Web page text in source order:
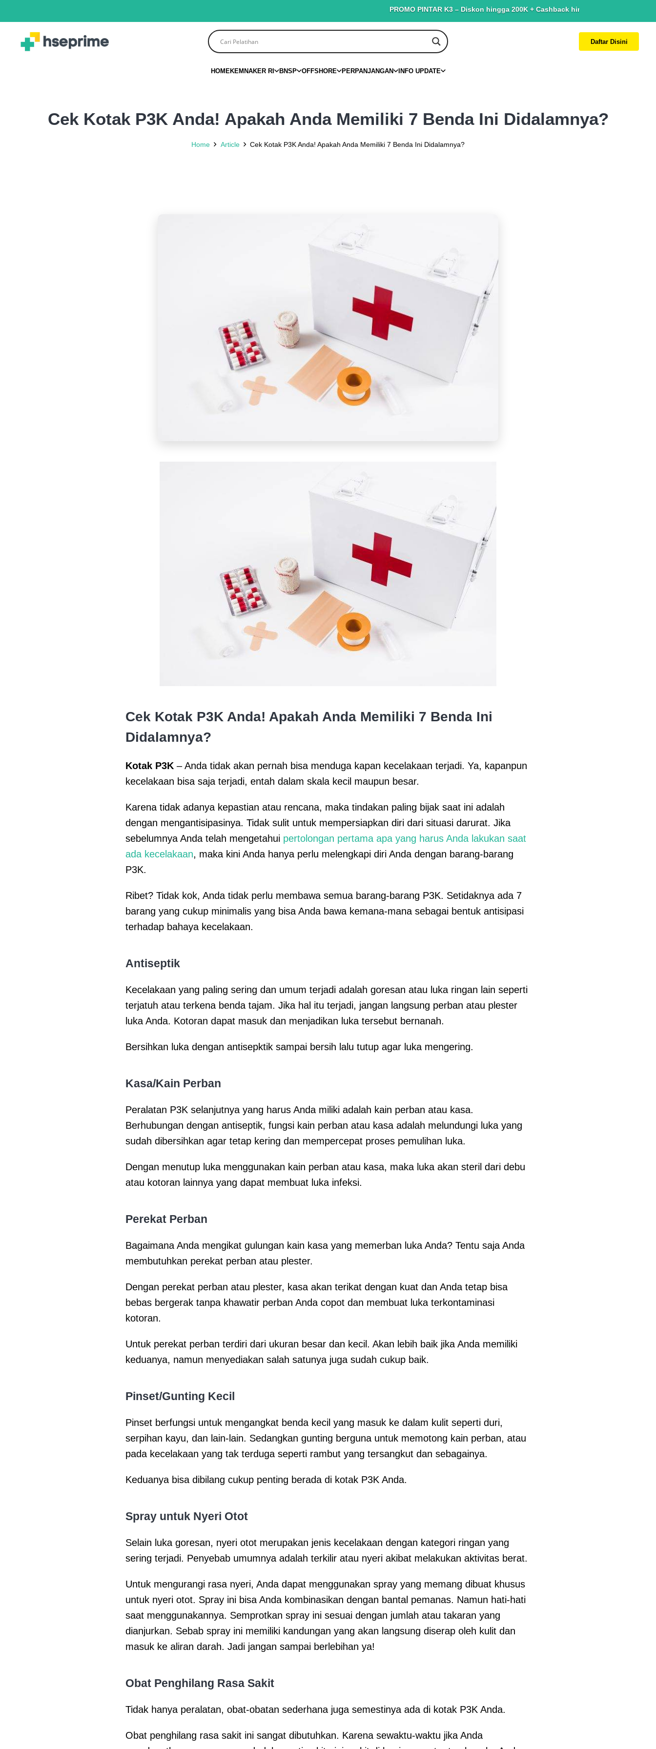
PROMO PINTAR K3 – Diskon hingga 200K + Cashback hingga 150K. Terbatas untuk
Daftar Disini
HOMEKEMNAKER RI BNSP OFFSHORE PERPANJANGAN INFO UPDATE
Cek Kotak P3K Anda! Apakah Anda Memiliki 7 Benda Ini Didalamnya?
Home Article Cek Kotak P3K Anda! Apakah Anda Memiliki 7 Benda Ini Didalamnya?
Cek Kotak P3K Anda! Apakah Anda Memiliki 7 Benda Ini
Didalamnya?
Kotak P3K– Anda tidak akan pernah bisa menduga kapan kecelakaan terjadi. Ya, kapanpun
kecelakaan bisa saja terjadi, entah dalam skala kecil maupun besar.
Karena tidak adanya kepastian atau rencana, maka tindakan paling bijak saat ini adalah
dengan mengantisipasinya. Tidak sulit untuk mempersiapkan diri dari situasi darurat. Jika
sebelumnya Anda telah mengetahui pertolongan pertama apa yang harus Anda lakukan saat
ada kecelakaan, maka kini Anda hanya perlu melengkapi diri Anda dengan barang-barang
P3K.
Ribet? Tidak kok, Anda tidak perlu membawa semua barang-barang P3K. Setidaknya ada 7
barang yang cukup minimalis yang bisa Anda bawa kemana-mana sebagai bentuk antisipasi
terhadap bahaya kecelakaan.
Antiseptik
Kecelakaan yang paling sering dan umum terjadi adalah goresan atau luka ringan lain seperti
terjatuh atau terkena benda tajam. Jika hal itu terjadi, jangan langsung perban atau plester
luka Anda. Kotoran dapat masuk dan menjadikan luka tersebut bernanah.
Bersihkan luka dengan antisepktik sampai bersih lalu tutup agar luka mengering.
Kasa/Kain Perban
Peralatan P3K selanjutnya yang harus Anda miliki adalah kain perban atau kasa.
Berhubungan dengan antiseptik, fungsi kain perban atau kasa adalah melundungi luka yang
sudah dibersihkan agar tetap kering dan mempercepat proses pemulihan luka.
Dengan menutup luka menggunakan kain perban atau kasa, maka luka akan steril dari debu
atau kotoran lainnya yang dapat membuat luka infeksi.
Perekat Perban
Bagaimana Anda mengikat gulungan kain kasa yang memerban luka Anda? Tentu saja Anda
membutuhkan perekat perban atau plester.
Dengan perekat perban atau plester, kasa akan terikat dengan kuat dan Anda tetap bisa
bebas bergerak tanpa khawatir perban Anda copot dan membuat luka terkontaminasi
kotoran.
Untuk perekat perban terdiri dari ukuran besar dan kecil. Akan lebih baik jika Anda memiliki
keduanya, namun menyediakan salah satunya juga sudah cukup baik.
Pinset/Gunting Kecil
Pinset berfungsi untuk mengangkat benda kecil yang masuk ke dalam kulit seperti duri,
serpihan kayu, dan lain-lain. Sedangkan gunting berguna untuk memotong kain perban, atau
pada kecelakaan yang tak terduga seperti rambut yang tersangkut dan sebagainya.
Keduanya bisa dibilang cukup penting berada di kotak P3K Anda.
Spray untuk Nyeri Otot
Selain luka goresan, nyeri otot merupakan jenis kecelakaan dengan kategori ringan yang
sering terjadi. Penyebab umumnya adalah terkilir atau nyeri akibat melakukan aktivitas berat.
Untuk mengurangi rasa nyeri, Anda dapat menggunakan spray yang memang dibuat khusus
untuk nyeri otot. Spray ini bisa Anda kombinasikan dengan bantal pemanas. Namun hati-hati
saat menggunakannya. Semprotkan spray ini sesuai dengan jumlah atau takaran yang
dianjurkan. Sebab spray ini memiliki kandungan yang akan langsung diserap oleh kulit dan
masuk ke aliran darah. Jadi jangan sampai berlebihan ya!
Obat Penghilang Rasa Sakit
Tidak hanya peralatan, obat-obatan sederhana juga semestinya ada di kotak P3K Anda.
Obat penghilang rasa sakit ini sangat dibutuhkan. Karena sewaktu-waktu jika Anda